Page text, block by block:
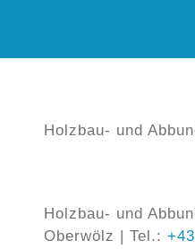
Holzbau- und
Holzbau- und
Oberwölz | Tel.: